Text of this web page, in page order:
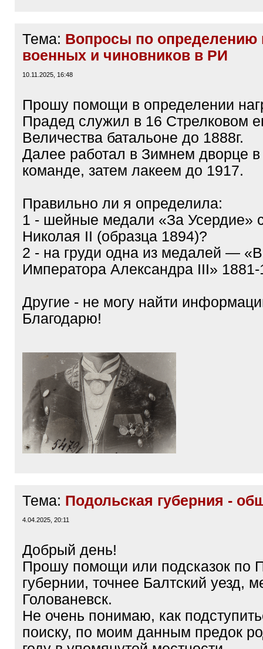
Тема: Вопросы по определению
военных и чиновников в РИ
10.11.2025, 16:48
Прошу помощи в определении
Прадед служил в 16 Стрелковом
Величества батальоне до 1888г.
Далее работал в Зимнем дворце
команде, затем лакеем до 1917.
Правильно ли я определила:
1 - шейные медали «За Усердие»
Николая II (образца 1894)?
2 - на груди одна из медалей —
Императора Александра III» 1881-
Другие - не могу найти
Благодарю!
Тема: Подольская губерния -
4.04.2025, 20:11
Добрый день!
Прошу помощи или подсказок по
губернии, точнее Балтский уезд,
Голованевск.
Не очень понимаю, как
поиску, по моим данным предок